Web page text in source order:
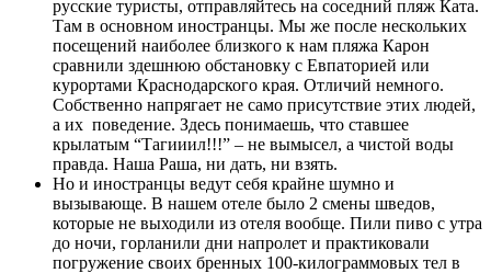
русские туристы, отправляйтесь на соседний пляж Ката.
Там в основном иностранцы. Мы же после нескольких
посещений наиболее близкого к нам пляжа Карон
сравнили здешнюю обстановку с Евпаторией или
курортами Краснодарского края. Отличий немного.
Собственно напрягает не само присутствие этих людей,
а их поведение. Здесь понимаешь, что ставшее
крылатым “Тагииил!!!” – не вымысел, а чистой воды
правда. Наша Раша, ни дать, ни взять.
Но и иностранцы ведут себя крайне шумно и
вызывающе. В нашем отеле было 2 смены шведов,
которые не выходили из отеля вообще. Пили пиво с утра
до ночи, горланили дни напролет и практиковали
погружение своих бренных 100-килограммовых тел в